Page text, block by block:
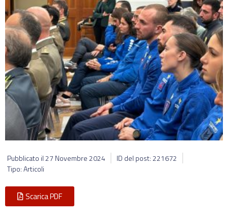
Pubblicato il27 Novembre 2024
ID del post: 221672
Tipo: Articoli
Scarica PDF